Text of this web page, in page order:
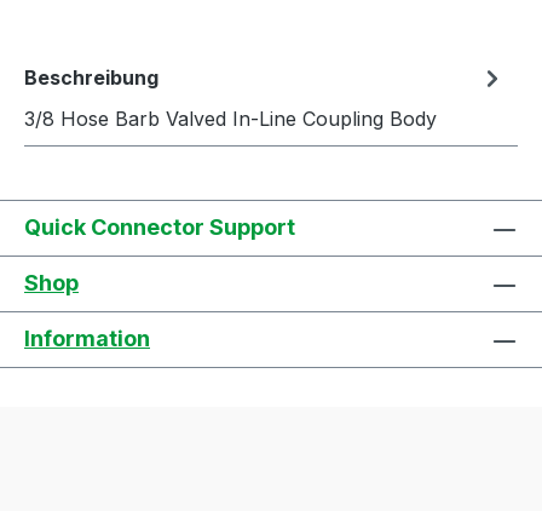
Beschreibung
3/8 Hose Barb Valved In-Line Coupling Body
Quick Connector Support
Shop
Information